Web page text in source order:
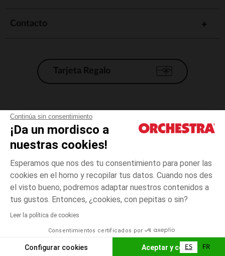
Continúa sin consentimiento
¡Da un mordisco a
nuestras cookies!
Esperamos que nos des tu consentimiento para poner las
cookies en el horno y recopilar tus datos. Cuando nos des
el visto bueno, podremos adaptar nuestros contenidos a
tus gustos. Entonces, ¿cookies, con pepitas o sin?
Leer la política de cookies
Consentimientos certificados por
Configurar cookies Aceptar y cerrar
3
El pago medidante
AÑADIR A LA CESTA
Contacto
Tarjeta Regalo
Condiciones generales de venta
Aviso Legal
*Condiciones de las ofertas actuales
Gestión de las cookies
Accesibilidad: no conforme
Orchestra adhiere al código de ética de la Federación Francesa de comercio
electrónico y venta a distancia (FEVAD) y al sistema de mediación de
ES FR